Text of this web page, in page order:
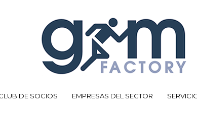
DE SOCIOS EMPRESAS DEL SECTOR